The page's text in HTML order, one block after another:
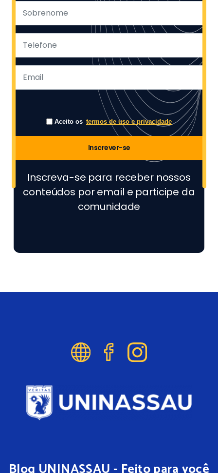
Aceito os termos de uso e privacidade
Inscrever-se
Inscreva-se para receber nossos
conteúdos por email e participe da
comunidade